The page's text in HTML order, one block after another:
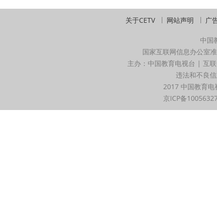
关于CETV 网站声明 广
中国
国家互联网信息办公室
主办：中国教育电视台 | 互
违法和不良
2017 中国教育
京ICP备